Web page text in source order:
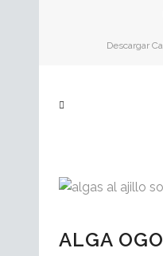
Descargar
ALGA